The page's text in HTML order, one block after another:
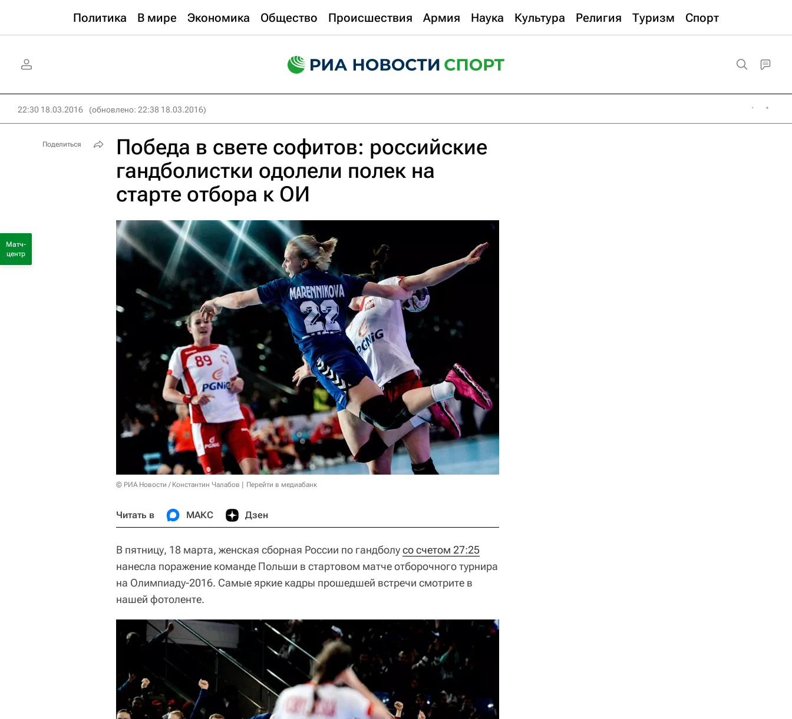
Политика В мире Экономика Общество Происшествия Армия Наука Культура Религия Туризм Спорт
22:30 18.03.2016 (обновлено: 22:38 18.03.2016)
Победа в свете софитов: российские
гандболистки одолели полек на
старте отбора к ОИ
© РИА Новости / Константин Чалабов Перейти в медиабанк
Читать в МАКС Дзен
В пятницу, 18 марта, женская сборная России по гандболусо счетом 27:25
нанесла поражение команде Польши в стартовом матче отборочного турнира
на Олимпиаду-2016. Самые яркие кадры прошедшей встречи смотрите в
нашей фотоленте.
Поделиться
Матч-
центр